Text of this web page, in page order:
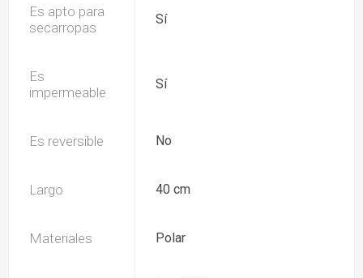
Es apto para
secarropas
Sí
Es
impermeable
Sí
Es reversible No
Largo 40 cm
Materiales Polar